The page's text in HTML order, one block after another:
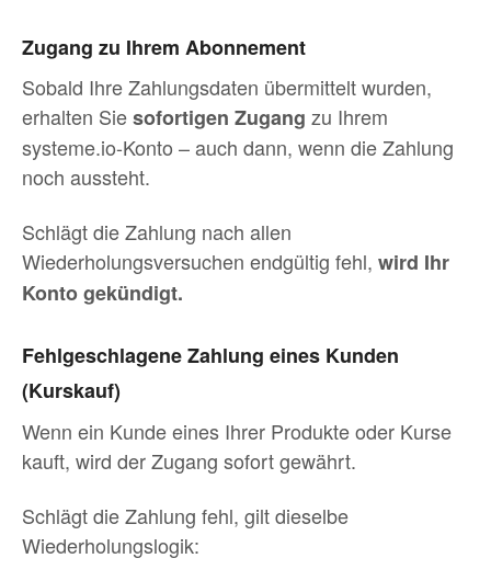
Zugang zu Ihrem Abonnement
Sobald Ihre Zahlungsdaten übermittelt wurden,
erhalten Siesofortigen Zugang zu Ihrem
systeme.io-Konto – auch dann, wenn die Zahlung
noch aussteht.
Schlägt die Zahlung nach allen
Wiederholungsversuchen endgültig fehl, wird Ihr
Konto gekündigt.
Fehlgeschlagene Zahlung eines Kunden
(Kurskauf)
Wenn ein Kunde eines Ihrer Produkte oder Kurse
kauft, wird der Zugang sofort gewährt.
Schlägt die Zahlung fehl, gilt dieselbe
Wiederholungslogik: